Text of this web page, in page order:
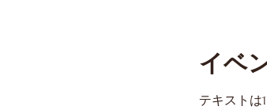
イベ
テキストは